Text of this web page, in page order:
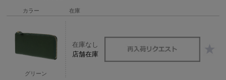
カラー 在庫
グリーン
在庫なし
店舗在庫